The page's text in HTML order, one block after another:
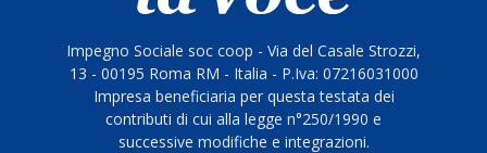
Impegno Sociale soc coop - Via del Casale Strozzi,
13 - 00195 Roma RM - Italia - P.Iva: 07216031000
Impresa beneficiaria per questa testata dei
contributi di cui alla legge n°250/1990 e
successive modifiche e integrazioni.